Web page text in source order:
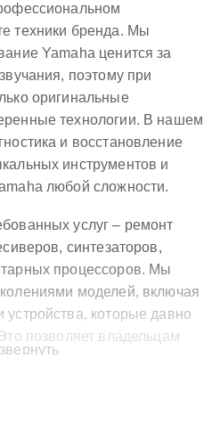
техники бренда. Мы
Yamaha ценится за
поэтому при
оригинальные
технологии. В нашем
и восстановление
инструментов и
любой сложности.
услуг – ремонт
синтезаторов,
процессоров. Мы
моделей, включая
которые давно
позволяет владельцам
что их